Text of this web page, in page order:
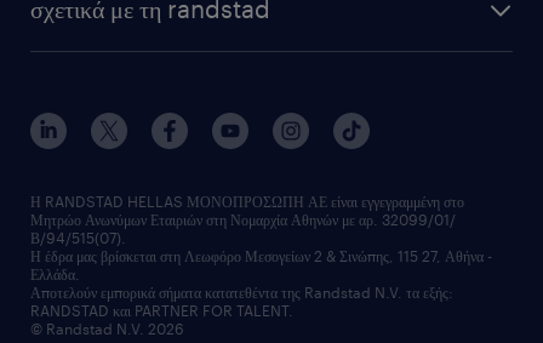
εκπαίδευση εργαζομένων
υπηρεσίες inhouse
υπηρεσίες redeployment
workforce insights
επικοινώνησε μαζί μας
employer brand
σχετικά με τη randstad
τα γραφεία μας
δελτία τύπου
οικονομικά στοιχεία
επικοινώνησε μαζί μας
Η RANDSTAD HELLAS ΜΟΝΟΠΡΟΣΩΠΗ ΑΕ είναι εγγεγραμμένη στο
Μητρώο Ανωνύμων Εταιριών στη Νομαρχία Αθηνών με αρ. 32099/01/
Β/94/515(07).
Η έδρα μας βρίσκεται στη Λεωφόρο Μεσογείων 2 & Σινώπης, 115 27, Αθήνα -
Ελλάδα.
Αποτελούν εμπορικά σήματα κατατεθέντα της Randstad N.V. τα εξής:
RANDSTAD και PARTNER FOR TALENT.
© Randstad N.V. 2026